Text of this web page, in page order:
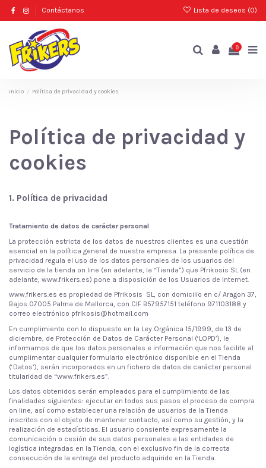
Contáctanos Lista de deseos (0)
0
Inicio Política de privacidad y cookies
Política de privacidad y
cookies
1. Política de privacidad
Tratamiento de datos de carácter personal
La protección estricta de los datos de nuestros clientes es una cuestión
esencial en la política general de nuestra empresa. La presente política de
privacidad regula el uso de los datos personales de los usuarios del
servicio de la tienda on line (en adelante, la “Tienda”) que Pfrikosis SL (en
adelante, www.frikers.es) pone a disposición de los Usuarios de Internet.
www.frikers.es es propiedad de Pfrikosis SL, con domicilio en c/ Aragon 37,
Bajos 07005 Palma de Mallorca, con CIF B57957151 teléfono 971103188 y
correo electrónico pfrikosis@hotmail.com
En cumplimiento con lo dispuesto en la Ley Orgánica 15/1999, de 13 de
diciembre, de Protección de Datos de Carácter Personal (‘LOPD’), le
informamos de que los datos personales e información que nos facilite al
cumplimentar cualquier formulario electrónico disponible en el Tienda
(‘Datos’), serán incorporados en un fichero de datos de carácter personal
titularidad de “www.frikers.es”.
Los datos obtenidos serán empleados para el cumplimiento de las
finalidades siguientes: ejecutar en todos sus pasos el proceso de compra
on line, así como establecer una relación de usuarios de la Tienda
inscritos con el objeto de mantener contacto, así como su gestión, y la
realización de estadísticas. El usuario consiente expresamente la
comunicación o cesión de sus datos personales a las entidades de
logística integradas en la Tienda, con el exclusivo fin de la correcta
consecución de la entrega del producto adquirido en la Tienda.